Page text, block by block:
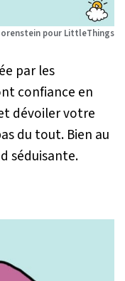
pour LittleThings
par les
confiance en
dévoiler votre
du tout. Bien au
séduisante.